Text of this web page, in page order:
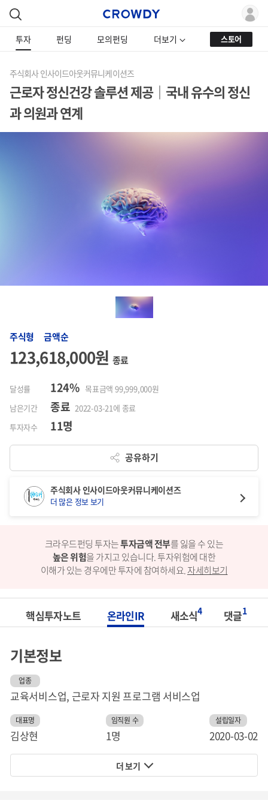
투자 펀딩 모의펀딩 더보기 스토어
주식회사 인사이드아웃커뮤니케이션즈
근로자 정신건강 솔루션 제공｜국내 유수의 정신
과 의원과 연계
주식형 금액순
123,618,000원 종료
달성률 124% 목표금액 99,999,000원
남은기간
종료 2022-03-21에 종료
투자자수
11명
공유하기
크라우드펀딩 투자는투자금액 전부를 잃을 수 있는
높은 위험을 가지고 있습니다.투자위험에 대한
이해가 있는 경우에만 투자에 참여하세요.자세히보기
주식회사 인사이드아웃커뮤니케이션즈
더 많은 정보 보기
핵심투자노트 온라인IR 새소식4 댓글1
기본정보
업종
교육서비스업, 근로자 지원 프로그램 서비스업
대표명
김상현
임직원 수
1명
설립일자
2020-03-02
더 보기